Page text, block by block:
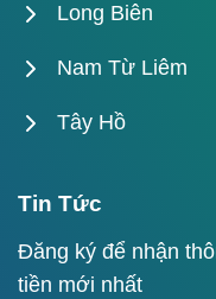
Long Biên
Nam Từ Liêm
Tây Hồ
Tin Tức
Đăng ký để nhận
tiền mới nhất